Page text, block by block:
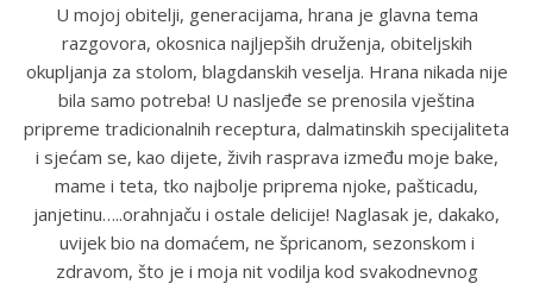
U mojoj obitelji, generacijama, hrana je glavna tema
razgovora, okosnica najljepših druženja, obiteljskih
okupljanja za stolom, blagdanskih veselja. Hrana nikada nije
bila samo potreba! U nasljeđe se prenosila vještina
pripreme tradicionalnih receptura, dalmatinskih specijaliteta
i sjećam se, kao dijete, živih rasprava između moje bake,
mame i teta, tko najbolje priprema njoke, pašticadu,
janjetinu…..orahnjaču i ostale delicije! Naglasak je, dakako,
uvijek bio na domaćem, ne špricanom, sezonskom i
zdravom, što je i moja nit vodilja kod svakodnevnog